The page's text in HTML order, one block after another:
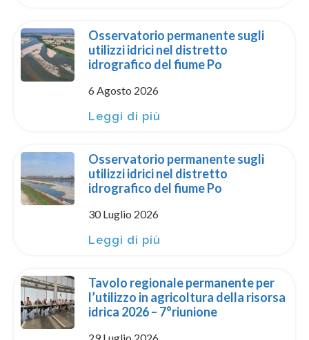
Osservatorio permanente sugli
utilizzi idrici nel distretto
idrografico del fiume Po
6 Agosto 2026
Leggi di più
Osservatorio permanente sugli
utilizzi idrici nel distretto
idrografico del fiume Po
30 Luglio 2026
Leggi di più
Tavolo regionale permanente per
l’utilizzo in agricoltura della risorsa
idrica 2026 – 7°riunione
29 Luglio 2026